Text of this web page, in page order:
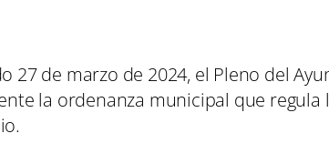
27 de marzo de 2024, el Pleno del
la ordenanza municipal que regula